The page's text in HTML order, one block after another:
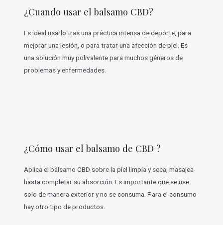
¿Cuando usar el balsamo CBD?
Es ideal usarlo tras una práctica intensa de deporte, para
mejorar una lesión, o para tratar una afección de piel. Es
una solución muy polivalente para muchos géneros de
problemas y enfermedades.
¿Cómo usar el balsamo de CBD ?
Aplica el bálsamo CBD sobre la piel limpia y seca, masajea
hasta completar su absorción. Es importante que se use
solo de manera exterior y no se consuma. Para el consumo
hay otro tipo de productos.